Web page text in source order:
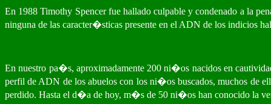
En 1988 Timothy Spencer fue hallado culpable y condenado a la
ninguna de las caracter�sticas presente en el ADN de los indicios
En nuestro pa�s, aproximadamente 200 ni�os nacidos en
perfil de ADN de los abuelos con los ni�os buscados, muchos de
perdido. Hasta el d�a de hoy, m�s de 50 ni�os han conocido la